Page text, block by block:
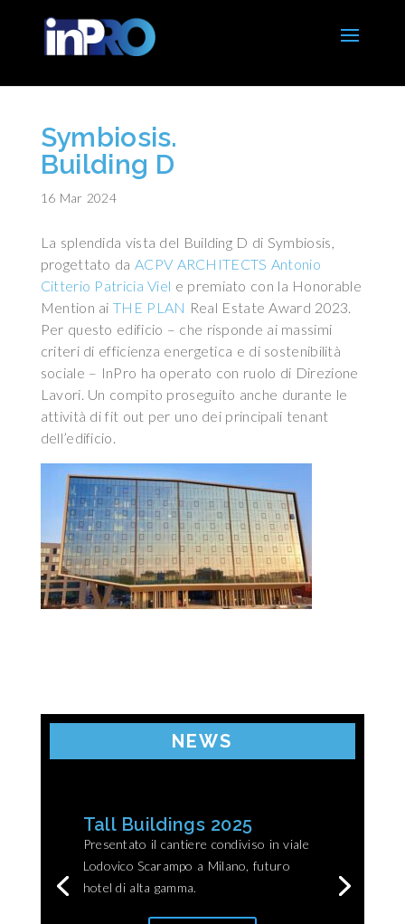
Symbiosis.
Building D
16 Mar 2024
La splendida vista del Building D di Symbiosis,
progettato da ACPV ARCHITECTS Antonio
Citterio Patricia Viel e premiato con la Honorable
Mention aiTHE PLAN Real Estate Award 2023.
Per questo edificio – che risponde ai massimi
criteri di efficienza energetica e di sostenibilità
sociale – InPro ha operato con ruolo di Direzione
Lavori. Un compito proseguito anche durante le
attività di fit out per uno dei principali tenant
dell’edificio.
NEWS
Tall Buildings 2025
Presentato il cantiere condiviso in viale
Lodovico Scarampo a Milano, futuro
hotel di alta gamma.